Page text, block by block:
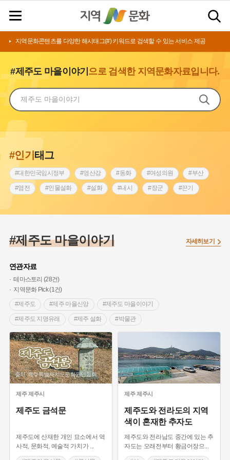
지역문화콘텐츠를 다양한 해시태그(#) 키워드로 검색할 수 있는 서비스 제공
#제주도 마을이야기 으로 검색한 지역문화자료입니다.
#인기태그
#대한민국임시정부 #영산강 #동화 #여성의원 #부산
#염전 #인물설화 #설화 #내시 #장군 #끈기
#독립운동가 #영산포 #성곽 #수령
#풍속
#지역의 설화
#애민 #노원구
#강감찬 #박물관 #한의학 #여성 독립운동가
#어린이역사콘텐츠 #강진 #제주도설화
#전설 #용인 #온라인 생활사박물관
#백년가게 #인천 #고구려 #지명 #지명유래
#3.1운동 #목민관 #생활용품 #허준 #블루리본
#먼우금 #농업 #나주 #갯벌 #고구마 #종로구
#28독립선언 #지역의 오래된 가게
#조선 시대 사회 #바보온달
#제주도 마을이야기
연관자료
테마스토리 (28건)
지역문화 Pick (1건)
#제주도
#제주 마을신앙 #제주도 마을이야기
#제주도 지명유래 #제주 설화 #박물관
#제주 가볼만한곳 #공원 #인물 기념비
#제주 석조문화 #조선시대 마을이야기 #전통시장
#맛집 #전통문화 #영화 촬영지 #미풍양속
#제주 노동요 #섬 #종가 #인물신
#제주의 금석문 #제주도설화
자세히보기
출처 :제주특별자치도문화원연합회
제주제주시
제주도 금석문
제주도에 산재한 개인 묘소에서 역
사적, 문화적, 예술적 가치가
제주제주시
제주도와 전라도의 지역
색이 혼재한 추자도
제주도와 전라남도 중간에 있는 추
자도는 오래전부터 황금어장으